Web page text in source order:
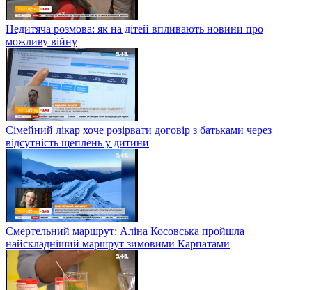
Недитяча розмова: як на дітей впливають новини про
можливу війну
Сімейний лікар хоче розірвати договір з батьками через
відсутність щеплень у дитини
Смертельний маршрут: Аліна Косовська пройшла
найскладніший маршрут зимовими Карпатами